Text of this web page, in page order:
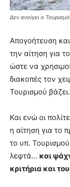
Δεν ανοίγει ο
Απογοήτευση
την αίτηση για
ώστε να
διακοπές τον
Τουρισμού
Και ενώ οι
η αίτηση για το
το υπ.
λεφτά… και
κριτήρια και